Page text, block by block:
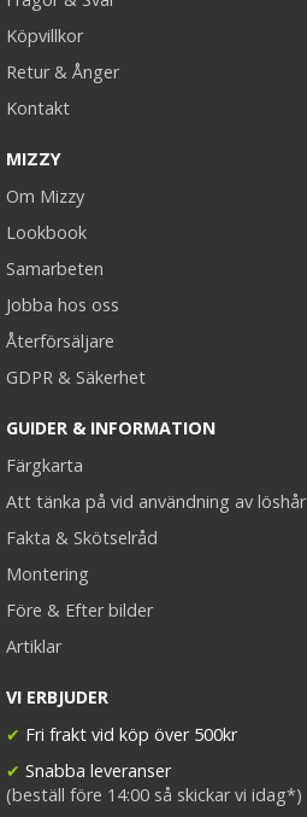
Köpvillkor
Retur & Ånger
Kontakt
MIZZY
Om Mizzy
Lookbook
Samarbeten
Jobba hos oss
Återförsäljare
GDPR & Säkerhet
GUIDER & INFORMATION
Färgkarta
Att tänka på vid användning av löshår
Fakta & Skötselråd
Montering
Före & Efter bilder
Artiklar
VI ERBJUDER
✔ Fri frakt vid köp över 500kr
✔ Snabba leveranser
(beställ före 14:00 så skickar vi idag*)